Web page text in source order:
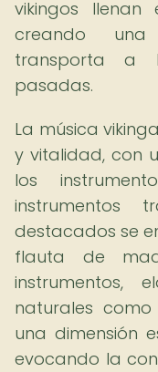
vikingos
creando
transporta a
pasadas.
La música
y vitalidad, con
los
instrumentos
destacados se
flauta de
instrumentos,
naturales
una dimensión
evocando la